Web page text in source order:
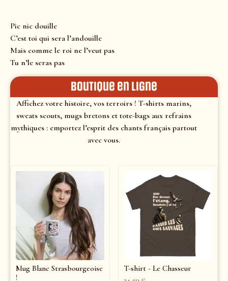
Pic nic douille
C’est toi qui sera l’andouille
Mais comme le roi ne l’veut pas
Tu n’le seras pas
Boutique en ligne
Affichez votre histoire, vos terroirs ! T-shirts marins,
sweats scouts, mugs bretons et tote-bags aux refrains
mythiques : emportez l’esprit des chants français partout
avec vous.
Mug Blanc Strasbourgeoise
!
T-shirt - Le Chasseur